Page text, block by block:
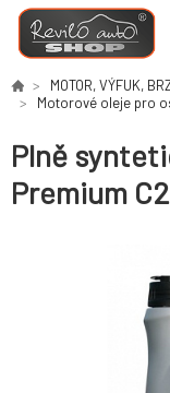
MOTOR, VÝFUK,
Motorové oleje pro
Plně
Premium